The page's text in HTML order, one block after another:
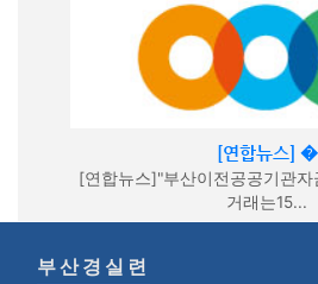
[연합뉴스] �
[연합뉴스]"부산이전공공기관자
거래는15...
부산경실련